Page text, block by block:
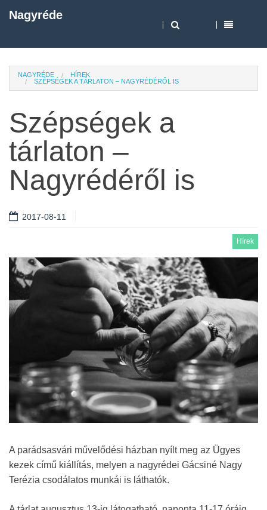
Nagyréde
NAGYRÉDE
HÍREK
SZÉPSÉGEK A TÁRLATON – NAGYRÉDÉRŐL IS
Szépségek a
tárlaton –
Nagyrédéről is
2017-08-11
Hírek
A parádsasvári művelődési házban nyílt meg az Ügyes
kezek című kiállítás, melyen a nagyrédei Gácsiné Nagy
Terézia csodálatos munkái is láthatók.